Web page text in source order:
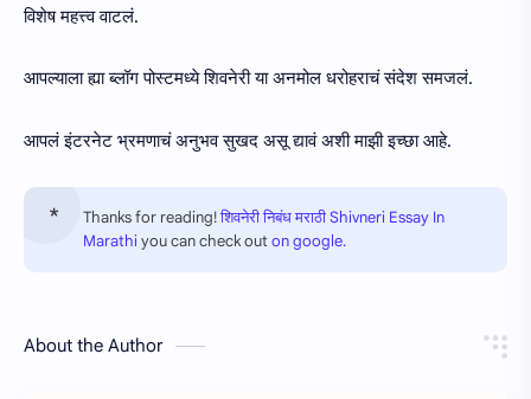
विशेष महत्त्व वाटलं.
आपल्याला ह्या ब्लॉग पोस्टमध्ये शिवनेरी या अनमोल धरोहराचं संदेश समजलं.
आपलं इंटरनेट भ्रमणाचं अनुभव सुखद असू द्यावं अशी माझी इच्छा आहे.
Thanks for reading!शिवनेरी निबंध मराठी Shivneri Essay In
Marathiyou can check outon google.
About the Author